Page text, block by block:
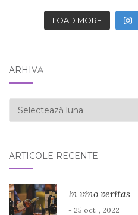
LOAD MORE
ARHIVĂ
ARHIVĂ
ARTICOLE RECENTE
In vino veritas
- 25 oct. , 2022